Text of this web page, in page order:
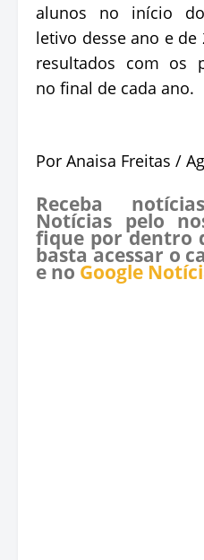
alunos no início
letivo desse ano e de
resultados com os
no final de cada ano.
Por Anaisa Freitas /
Receba
Notícias pelo
fique por dentro
basta acessar o
e no Google